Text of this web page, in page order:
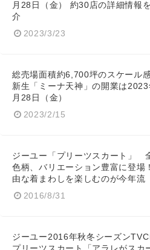
月28日（金） 約30店の詳細情報
介
2023/3/23
総売場面積約6,700坪のスケール感
新生「ミーナ天神」の開業は
月28日（金）
2023/2/15
ジーユー「プリーツスカート」
色柄、バリエーション豊富に登場
由な着まわしを楽しむのが今年流
2016/8/31
ジーユー2016年秋冬シーズン